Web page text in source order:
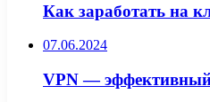
Как заработать на
07.06.2024
VPN — эффективный